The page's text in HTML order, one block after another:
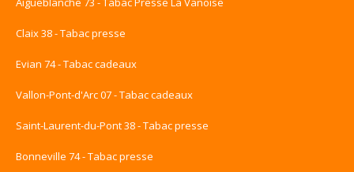
Claix 38 - Tabac presse
Evian 74 - Tabac cadeaux
Vallon-Pont-d'Arc 07 - Tabac cadeaux
Saint-Laurent-du-Pont 38 - Tabac presse
Bonneville 74 - Tabac presse